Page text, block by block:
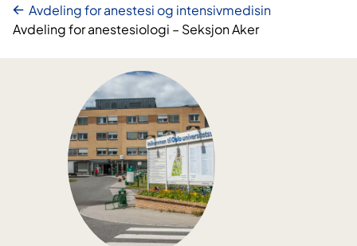
Avdeling for anestesi og intensivmedisin
Avdeling for anestesiologi – Seksjon Aker